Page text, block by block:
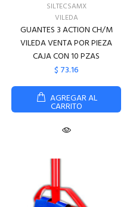
SILTECSAMX
VILEDA
GUANTES 3 ACTION CH/M
VILEDA VENTA POR PIEZA
CAJA CON 10 PZAS
$ 73.16
AGREGAR AL
CARRITO